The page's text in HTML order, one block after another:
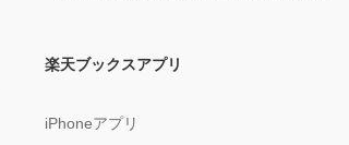
楽天ブックスアプリ
iPhoneアプリ